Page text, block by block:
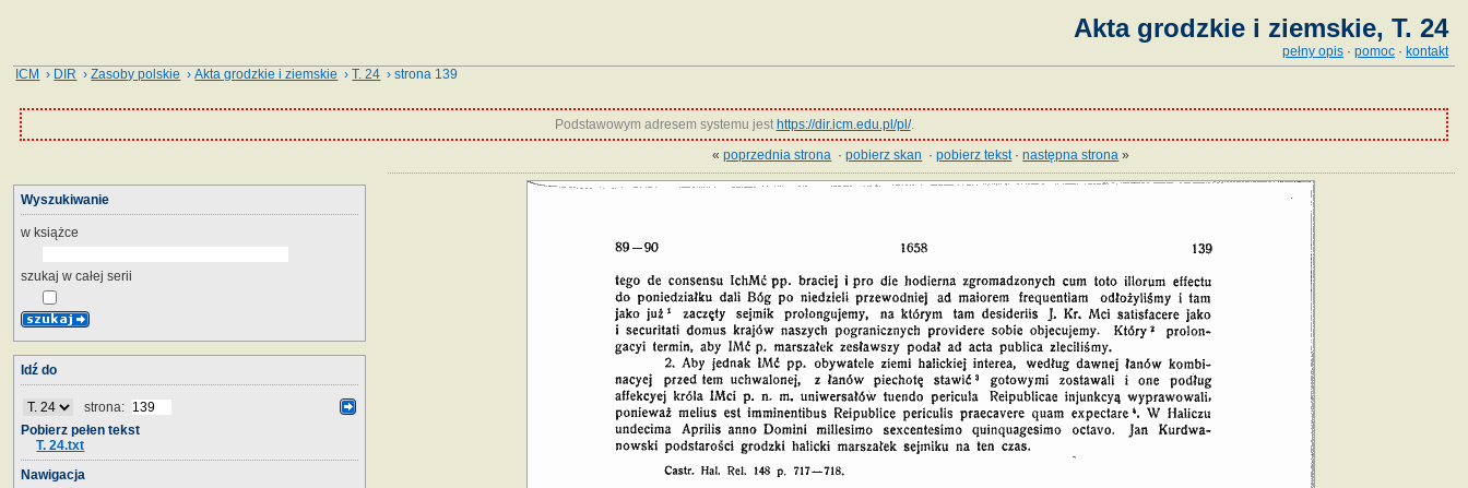
Akta grodzkie i ziemskie, T. 24
pełny opis · pomoc · kontakt
ICM › DIR ›Zasoby polskie ›Akta grodzkie i ziemskie ›T. 24 › strona 139
Podstawowym adresem systemu jest https://dir.icm.edu.pl/pl/.
«poprzednia strona ·pobierz skan ·pobierz tekst·następna strona »
Wyszukiwanie
w książce
szukaj w całej serii
Idź do
strona:
Pobierz pełen tekst
T. 24.txt
Nawigacja